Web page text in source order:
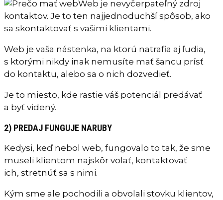
Web je nevyčerpateľný zdroj
kontaktov. Je to ten najjednoduchší spôsob, ako
sa skontaktovať s vašimi klientami.
Web je vaša nástenka, na ktorú natrafia aj ľudia,
s ktorými nikdy inak nemusíte mať šancu prísť
do kontaktu, alebo sa o nich dozvedieť.
Je to miesto, kde rastie váš potenciál predávať
a byť videný.
2) PREDAJ FUNGUJE NARUBY
Kedysi, keď nebol web, fungovalo to tak, že sme
museli klientom najskôr volať, kontaktovať
ich, stretnúť sa s nimi.
Kým sme ale pochodili a obvolali stovku klientov,